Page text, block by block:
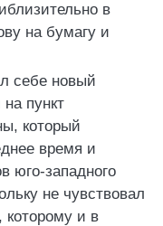
в
на бумагу и
себе новый
пункт
который
время и
юго-западного
не чувствовал
которому и в